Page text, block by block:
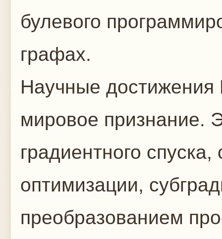
булевого
графах.
Научные
мировое признание.
градиентного спуска,
оптимизации,
преобразованием